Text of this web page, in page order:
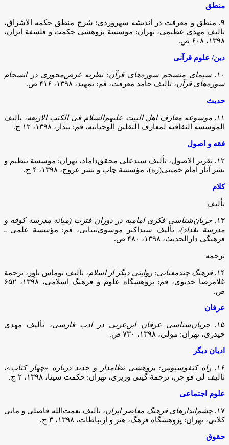
منطق
۹. منطق و معرفت در اندیشة سهروردی: شرح منطق حکمه الاشراق،
تألیف مهدی عظیمی، تهران: مؤسسة پژوهشی حکمت و فلسفة ایران،
۱۳۹۸، ۶۰۸ ص.
دین/ علوم قرآنی
۱۰.
سیمای منسجم سوره‌های قرآن: نظریه غرض‌محوری در انسجام
سوره‌های قرآن، تألیف حامد معرفت، قم: تمهید، ۱۳۹۸، ۴۱۶ ص.
حدیث
۱۱. موسوعه معارف اهل البیت علیهم‌السلام فی الکتب الاربعه، تألیف
المؤسسه الثقافیه لمعارف الثقلین الوحیانیه، قم: بیدار، ۱۳۹۸، ۱۲ ج.
فقه و اصول
۱۲. تقریر الاصول، تألیف سیدعلی محقق‌داماد، تهران: مؤسسة تنظیم و
نشر آثار امام خمینی(ره)، مؤسسة چاپ و نشر عروج، ۱۳۹۸، ۴ ج.
کلام
تألیف
۱۳.
جریان‌شناسی فکری امامیه در دوران فترت (میانة مدرسة کوفه و
مدرسة بغداد)، تألیف سیداکبر موسوی‌تنیانی، قم: مؤسسة علمی ـ
فرهنگی دارالحدیث، ۱۳۹۸، ۴۸۰ ص.
ترجمه
۱۴. فرهنگ چندمعنایی: روایتی دیگر از اسلام، تألیف توماس باوِر، ترجمة
غلامرضا خدیوی، قم: پژوهشگاه علوم و فرهنگ اسلامی، ۱۳۹۸، ۶۵۲
ص.
عرفان
۱۵. جریان‌شناسی عرفان ابن‌عربی در ادب فارسی، تألیف مهدی
حیدری، تهران: مولی، ۱۳۹۸، ۷۳۰ ص.
ادیان دیگر
۱۶. راه کنفوسیوس: پژوهشی نظامدار و جدید درباره «چهار کتاب»،
تألیف لی فو چن، ترجمة گیتی وزیری، تهران: حکمت سینا، ۱۳۹۸، ۲ ج.
علوم اجتماعی
۱۷. چشم‌اندازهای فرهنگ معاصر ایران، تألیف نعمت‌الله فاضلی و مانی
کلانی، تهران: پژوهشگاه فرهگ، هنر و ارتباطات، ۱۳۹۸، ۳ ج.
حقوق